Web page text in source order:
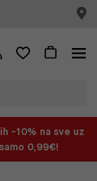
-10% na sve uz
0,99€!